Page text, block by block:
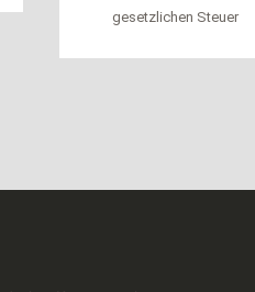
gesetzlichen Steuer